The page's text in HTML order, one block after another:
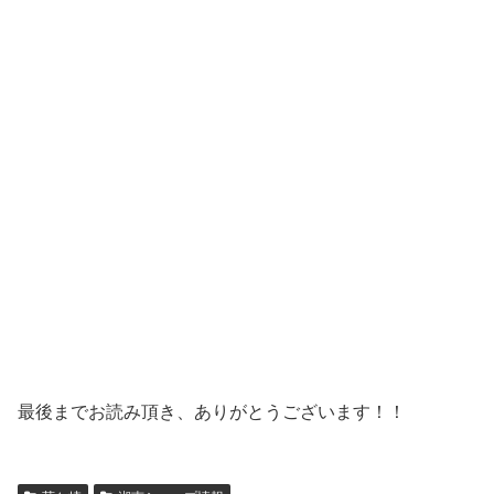
最後までお読み頂き、ありがとうございます！！